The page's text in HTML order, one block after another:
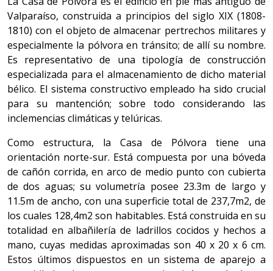
Valparaíso, construida a principios del siglo XIX (1808-
1810) con el objeto de almacenar pertrechos militares y
especialmente la pólvora en tránsito; de allí su nombre.
Es representativo de una tipología de construcción
especializada para el almacenamiento de dicho material
bélico. El sistema constructivo empleado ha sido crucial
para su mantención; sobre todo considerando las
inclemencias climáticas y telúricas.
Como estructura, la Casa de Pólvora tiene una
orientación norte-sur. Está compuesta por una bóveda
de cañón corrida, en arco de medio punto con cubierta
de dos aguas; su volumetría posee 23.3m de largo y
11.5m de ancho, con una superficie total de 237,7m2, de
los cuales 128,4m2 son habitables. Está construida en su
totalidad en albañilería de ladrillos cocidos y hechos a
mano, cuyas medidas aproximadas son 40 x 20 x 6 cm.
Estos últimos dispuestos en un sistema de aparejo a